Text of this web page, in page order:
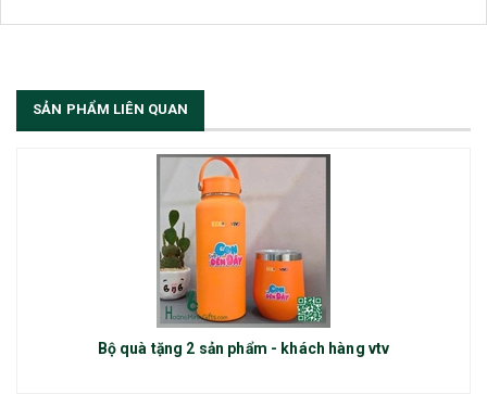
SẢN PHẨM LIÊN QUAN
Bộ quà tặng 2 sản phẩm - khách hàng vtv